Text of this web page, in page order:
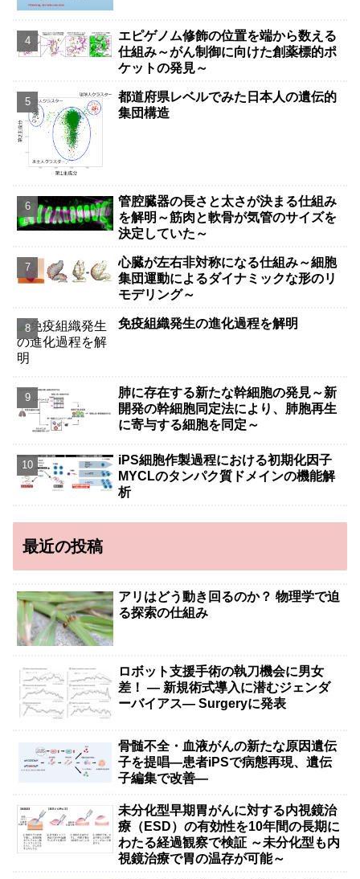
エピゲノム修飾の位置を端から数える
仕組み～がん制御に向けた創薬標的ポ
ケットの発見～
都道府県レベルでみた日本人の遺伝的
集団構造
管腔臓器の長さと太さが決まる仕組み
を解明～筋肉と軟骨が気管のサイズを
決定していた～
心臓が左右非対称になる仕組み～細胞
集団運動によるダイナミックな形のリ
モデリング～
免疫組織発生の進化過程を解明
肺に存在する新たな幹細胞の発見～新
開発の幹細胞同定法により、肺胞再生
に寄与する細胞を同定～
iPS細胞作製過程における初期化因子
MYCLのタンパク質ドメインの機能解
析
最近の投稿
アリはどう動き回るのか？ 物理学で迫
る探索の仕組み
ロボット支援手術の執刀機会に男女
差！ — 新規術式導入に潜むジェンダ
ーバイアス— Surgeryに発表
骨髄不全・血液がんの新たな原因遺伝
子を提唱―患者iPSで病態再現、遺伝
子編集で改善―
未分化型早期胃がんに対する内視鏡治
療（ESD）の有効性を10年間の長期に
わたる経過観察で検証 ～未分化型も内
視鏡治療で胃の温存が可能～